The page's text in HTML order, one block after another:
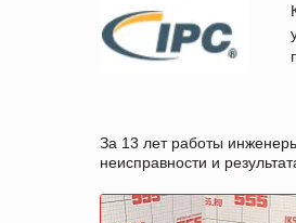
За 13 лет работы
неисправности и